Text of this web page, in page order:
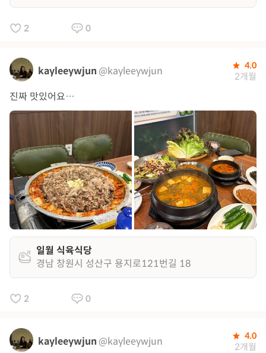
2 0
kayleeywjun @kayleeywjun 4.0
2개월
진짜 맛있어요…
일월 식육식당
경남 창원시 성산구 용지로121번길 18
2 0
kayleeywjun @kayleeywjun 4.0
2개월